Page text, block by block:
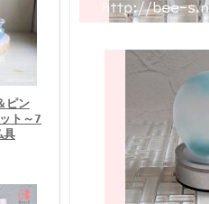
ピン
ト～7
具